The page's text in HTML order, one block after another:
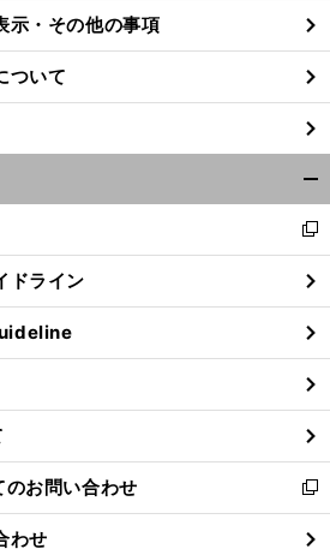
示・その他の事項
ついて
閉
る
新
し
い
ウ
ィ
ン
ド
ウ
で
開
く
ドライン
お問い合わせ
新
し
い
わせ